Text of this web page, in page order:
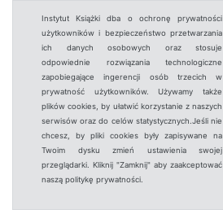
Instytut Książki dba o ochronę prywatności
użytkowników i bezpieczeństwo przetwarzania
ich danych osobowych oraz stosuje
odpowiednie rozwiązania technologiczne
zapobiegające ingerencji osób trzecich w
prywatność użytkowników. Używamy także
plików cookies, by ułatwić korzystanie z naszych
serwisów oraz do celów statystycznych.Jeśli nie
chcesz, by pliki cookies były zapisywane na
Twoim dysku zmień ustawienia swojej
przeglądarki. Kliknij "Zamknij" aby zaakceptować
naszą politykę prywatności.